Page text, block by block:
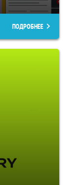
ПОДРОБНЕЕ